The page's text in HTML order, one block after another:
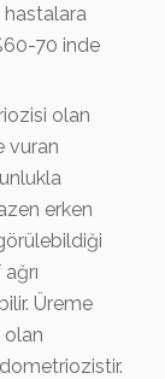
70 inde
olan
vuran
erken
Üreme
olan